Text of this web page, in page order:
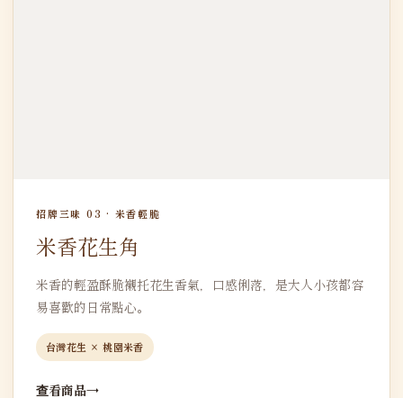
招牌三味 03 · 米香輕脆
米香花生角
米香的輕盈酥脆襯托花生香氣，口感俐落，是大人小孩都容
易喜歡的日常點心。
台灣花生 × 桃園米香
查看商品